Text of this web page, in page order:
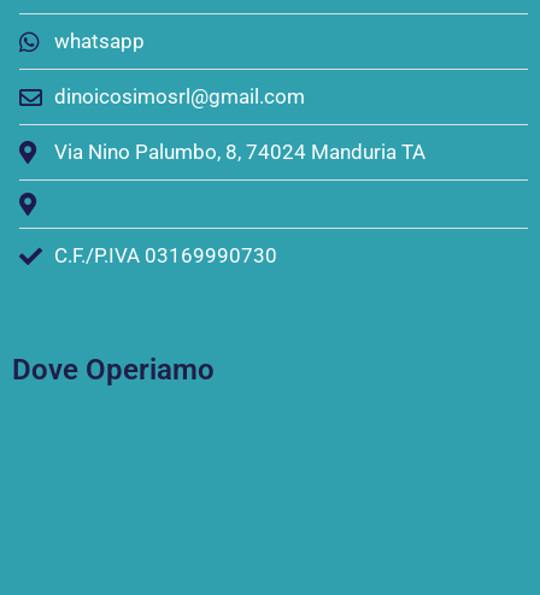
whatsapp
dinoicosimosrl@gmail.com
Via Nino Palumbo, 8, 74024 Manduria TA
C.F./P.IVA 03169990730
Dove Operiamo